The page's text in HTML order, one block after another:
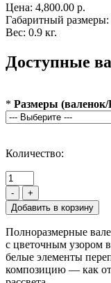
Цена: 4,800.00 р.
Габаритный
Вес: 0.9 кг.
Доступные
* Размеры
Количество:
- +
Полноразмерные
с цветочным узором
белые элементы
композицию — как